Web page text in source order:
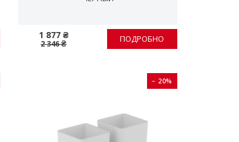
1 877 ₴
2 346 ₴ ПОДРОБНО
− 20%